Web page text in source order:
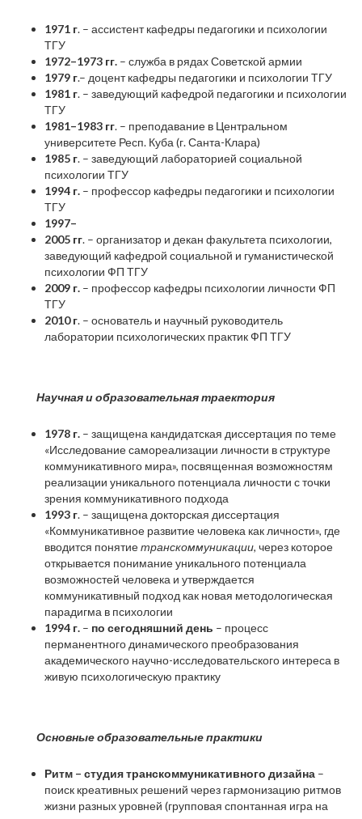
1971 г. – ассистент кафедры педагогики и психологии
ТГУ
1972–1973 гг. – служба в рядах Советской армии
1979 г.– доцент кафедры педагогики и психологии ТГУ
1981 г. – заведующий кафедрой педагогики и психологии
ТГУ
1981–1983 гг. – преподавание в Центральном
университете Респ. Куба (г. Санта-Клара)
1985 г. – заведующий лабораторией социальной
психологии ТГУ
1994 г. – профессор кафедры педагогики и психологии
ТГУ
1997–
2005 гг. – организатор и декан факультета психологии,
заведующий кафедрой социальной и гуманистической
психологии ФП ТГУ
2009 г. – профессор кафедры психологии личности ФП
ТГУ
2010 г. – основатель и научный руководитель
лаборатории психологических практик ФП ТГУ
Научная и образовательная траектория
1978 г. – защищена кандидатская диссертация по теме
«Исследование самореализации личности в структуре
коммуникативного мира», посвященная возможностям
реализации уникального потенциала личности с точки
зрения коммуникативного подхода
1993 г. – защищена докторская диссертация
«Коммуникативное развитие человека как личности», где
вводится понятиетранскоммуникации, через которое
открывается понимание уникального потенциала
возможностей человека и утверждается
коммуникативный подход как новая методологическая
парадигма в психологии
1994 г. – по сегодняшний день – процесс
перманентного динамического преобразования
академического научно-исследовательского интереса в
живую психологическую практику
Основные образовательные практики
Ритм – студия транскоммуникативного дизайна –
поиск креативных решений через гармонизацию ритмов
жизни разных уровней (групповая спонтанная игра на